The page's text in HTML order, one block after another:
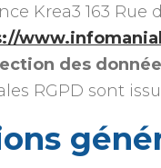
Krea3 163
des
RGPD sont